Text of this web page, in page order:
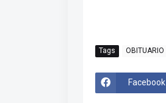
Tags OBITUARIO
Facebook